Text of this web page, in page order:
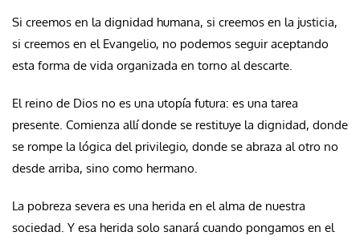
Si creemos en la dignidad humana, si creemos en la justicia,
si creemos en el Evangelio, no podemos seguir aceptando
esta forma de vida organizada en torno al descarte.
El reino de Dios no es una utopía futura: es una tarea
presente. Comienza allí donde se restituye la dignidad, donde
se rompe la lógica del privilegio, donde se abraza al otro no
desde arriba, sino como hermano.
La pobreza severa es una herida en el alma de nuestra
sociedad. Y esa herida solo sanará cuando pongamos en el